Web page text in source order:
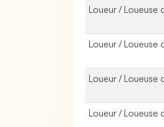
Loueur / Loueuse
Loueur / Loueuse
Loueur / Loueuse
Loueur / Loueuse